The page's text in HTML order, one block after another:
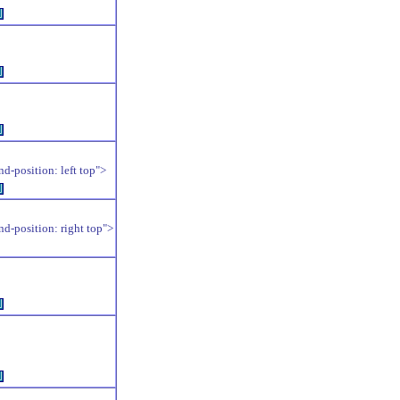
position: left top">
position: right top">